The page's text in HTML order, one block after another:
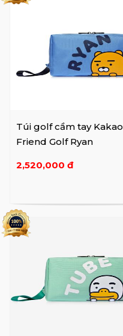
Túi golf cầm tay Kakao
Friend Golf Ryan
2,520,000 đ